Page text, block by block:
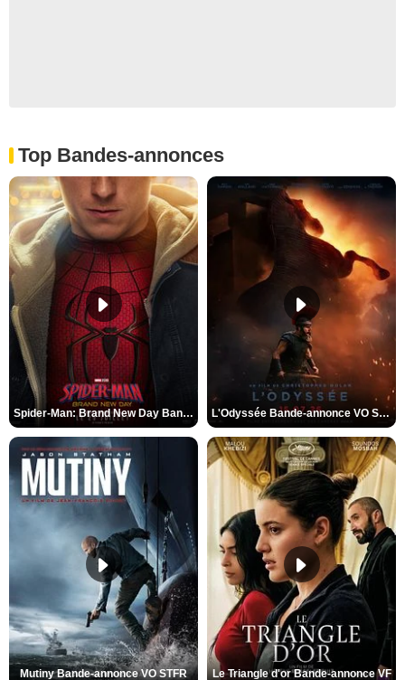
Top Bandes-annonces
Spider-Man: Brand New Day Bande-annonce VO STFR L'Odyssée Bande-annonce VO STFR
Mutiny Bande-annonce VO STFR Le Triangle d'or Bande-annonce VF